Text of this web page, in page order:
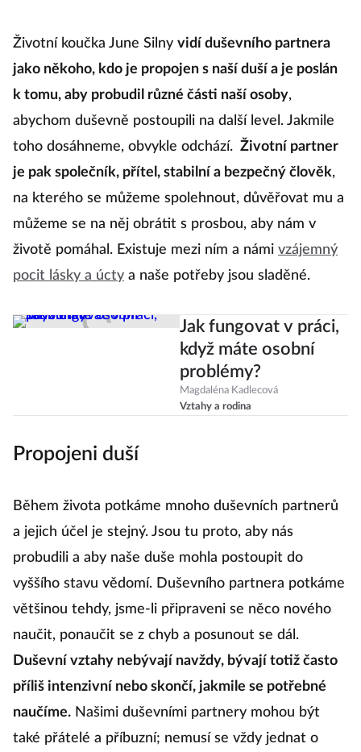
Životní koučka June Silny vidí duševního partnera
jako někoho, kdo je propojen s naší duší a je poslán
k tomu, aby probudil různé části naší osoby,
abychom duševně postoupili na další level. Jakmile
toho dosáhneme, obvykle odchází. Životní partner
je pak společník, přítel, stabilní a bezpečný člověk,
na kterého se můžeme spolehnout, důvěřovat mu a
můžeme se na něj obrátit s prosbou, aby nám v
životě pomáhal. Existuje mezi ním a námi vzájemný
pocit lásky a úcty a naše potřeby jsou sladěné.
Jak fungovat v práci,
když máte osobní
problémy?
Magdaléna Kadlecová
Vztahy a rodina
Propojeni duší
Během života potkáme mnoho duševních partnerů
a jejich účel je stejný. Jsou tu proto, aby nás
probudili a aby naše duše mohla postoupit do
vyššího stavu vědomí. Duševního partnera potkáme
většinou tehdy, jsme-li připraveni se něco nového
naučit, ponaučit se z chyb a posunout se dál.
Duševní vztahy nebývají navždy, bývají totiž často
příliš intenzivní nebo skončí, jakmile se potřebné
naučíme. Našimi duševními partnery mohou být
také přátelé a příbuzní; nemusí se vždy jednat o